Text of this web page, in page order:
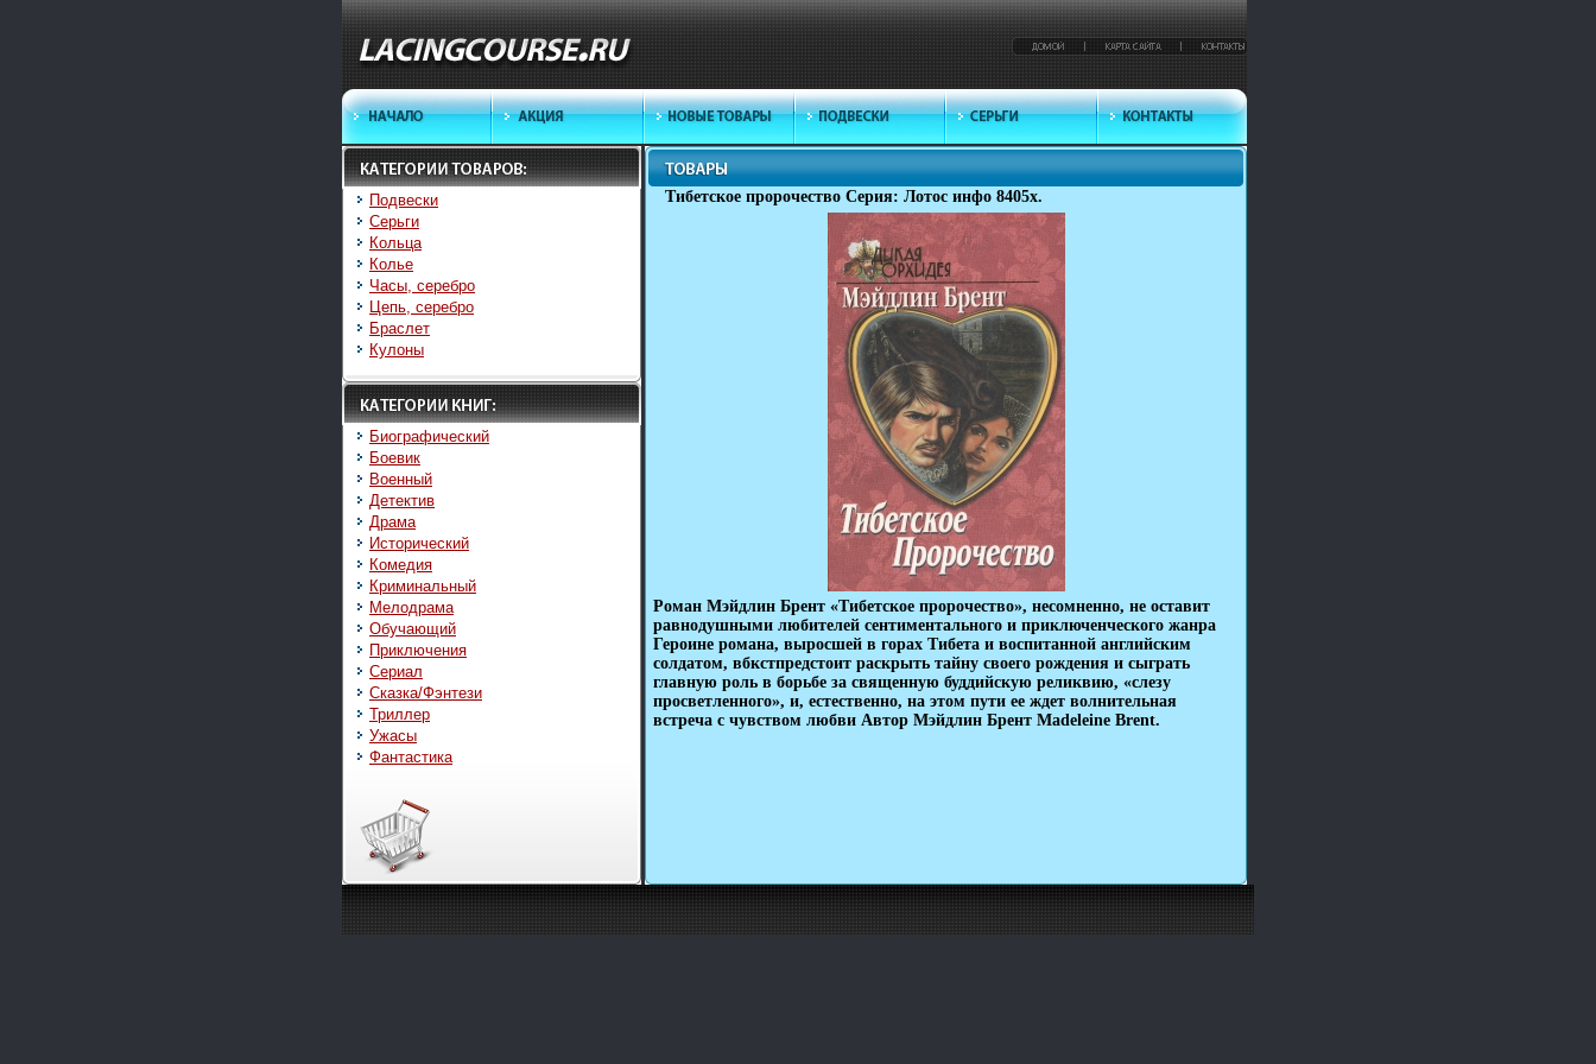
Подвески
Серьги
Кольца
Колье
Часы, серебро
Цепь, серебро
Браслет
Кулоны
Биографический
Боевик
Военный
Детектив
Драма
Исторический
Комедия
Криминальный
Мелодрама
Обучающий
Приключения
Сериал
Сказка/Фэнтези
Триллер
Ужасы
Фантастика
Тибетское пророчество Серия: Лотос инфо 8405x.
Роман Мэйдлин Брент «Тибетское пророчество», несомненно, не оставит
равнодушными любителей сентиментального и приключенческого жанра
Героине романа, выросшей в горах Тибета и воспитанной английским
солдатом, вбкстпредстоит раскрыть тайну своего рождения и сыграть
главную роль в борьбе за священную буддийскую реликвию, «слезу
просветленного», и, естественно, на этом пути ее ждет волнительная
встреча с чувством любви Автор Мэйдлин Брент Madeleine Brent.